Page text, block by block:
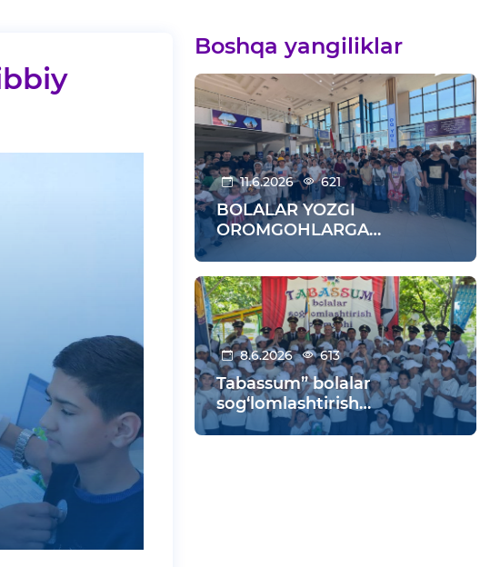
Boshqa yangiliklar
11.6.2026 621
BOLALAR YOZGI
OROMGOHLARGA
KUZATILDI
8.6.2026 613
Tabassum” bolalar
sog‘lomlashtirish
maskanida vatanparvarlik